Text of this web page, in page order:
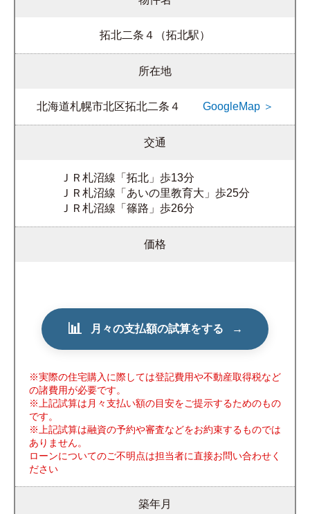
拓北二条４（拓北駅）
所在地
北海道札幌市北区拓北二条４ GoogleMap ＞
交通
ＪＲ札沼線「拓北」歩13分
ＪＲ札沼線「あいの里教育大」歩25分
ＪＲ札沼線「篠路」歩26分
価格
📊 月々の支払額の試算をする →
※実際の住宅購入に際しては登記費用や不動産取得税など
の諸費用が必要です。
※上記試算は月々支払い額の目安をご提示するためのもの
です。
※上記試算は融資の予約や審査などをお約束するものでは
ありません。
ローンについてのご不明点は担当者に直接お問い合わせく
ださい
築年月